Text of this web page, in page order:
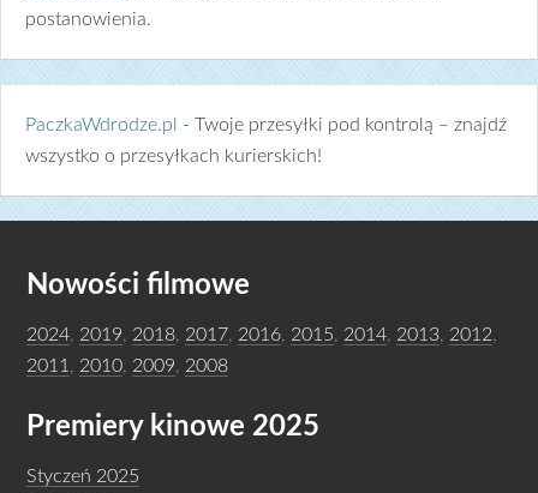
postanowienia.
PaczkaWdrodze.pl
- Twoje przesyłki pod kontrolą – znajdź
wszystko o przesyłkach kurierskich!
Nowości filmowe
2024 2019 2018 2017 2016 2015 2014 2013 2012
2011
2010 2009 2008
Premiery kinowe 2025
Styczeń 2025